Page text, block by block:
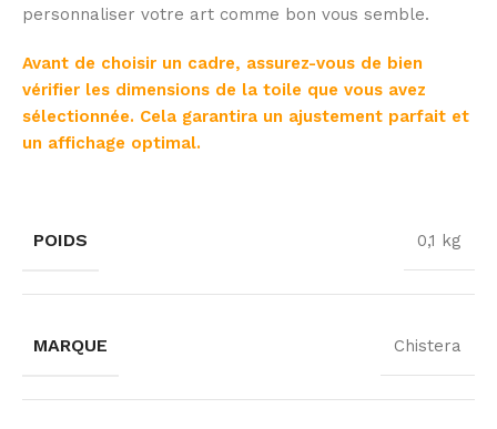
personnaliser votre art comme bon vous semble.
Avant de choisir un cadre, assurez-vous de bien
vérifier les dimensions de la toile que vous avez
sélectionnée. Cela garantira un ajustement parfait et
un affichage optimal.
POIDS 0,1 kg
MARQUE Chistera